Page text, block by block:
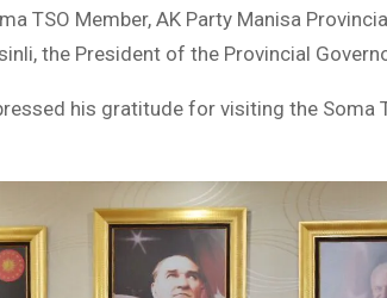
TSO Member, AK Party Manisa
the President of the Provincial
his gratitude for visiting the Soma